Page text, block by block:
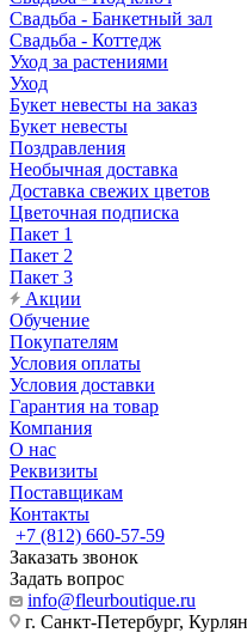
Свадьба - Банкетный зал
Свадьба - Коттедж
Уход за растениями
Уход
Букет невесты на заказ
Букет невесты
Поздравления
Необычная доставка
Доставка свежих цветов
Цветочная подписка
Пакет 1
Пакет 2
Пакет 3
Акции
Обучение
Покупателям
Условия оплаты
Условия доставки
Гарантия на товар
Компания
О нас
Реквизиты
Поставщикам
Контакты
+7 (812) 660-57-59
Заказать звонок
Задать вопрос
info@fleurboutique.ru
г. Санкт-Петербург,